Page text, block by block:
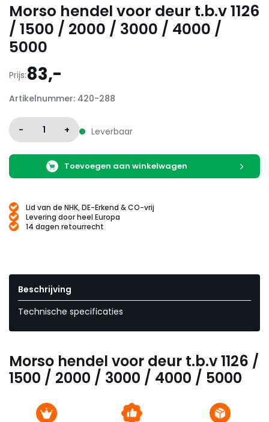
Morso hendel voor deur t.b.v 1126
/ 1500 / 2000 / 3000 / 4000 /
5000
Prijs:83,-
Artikelnummer: 420-288
- 1 + Leverbaar
Toevoegen aan winkelwagen
Lid van de NHK, DE-Erkend & CO-vrij
Levering door heel Europa
14 dagen retourrecht
Beschrijving
Technische specificaties
Morso hendel voor deur t.b.v 1126 /
1500 / 2000 / 3000 / 4000 / 5000